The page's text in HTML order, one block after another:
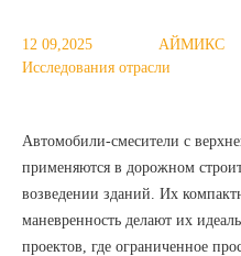
12 09,2025
АЙМИКС
Исследования отрасли
Автомобили-смесители с
применяются в дорожном
возведении зданий. Их
маневренность делают их
проектов, где ограниченное